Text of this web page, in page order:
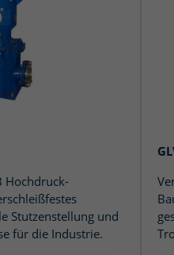
Hochdruck-
Stutzenstellung und
für die Industrie.